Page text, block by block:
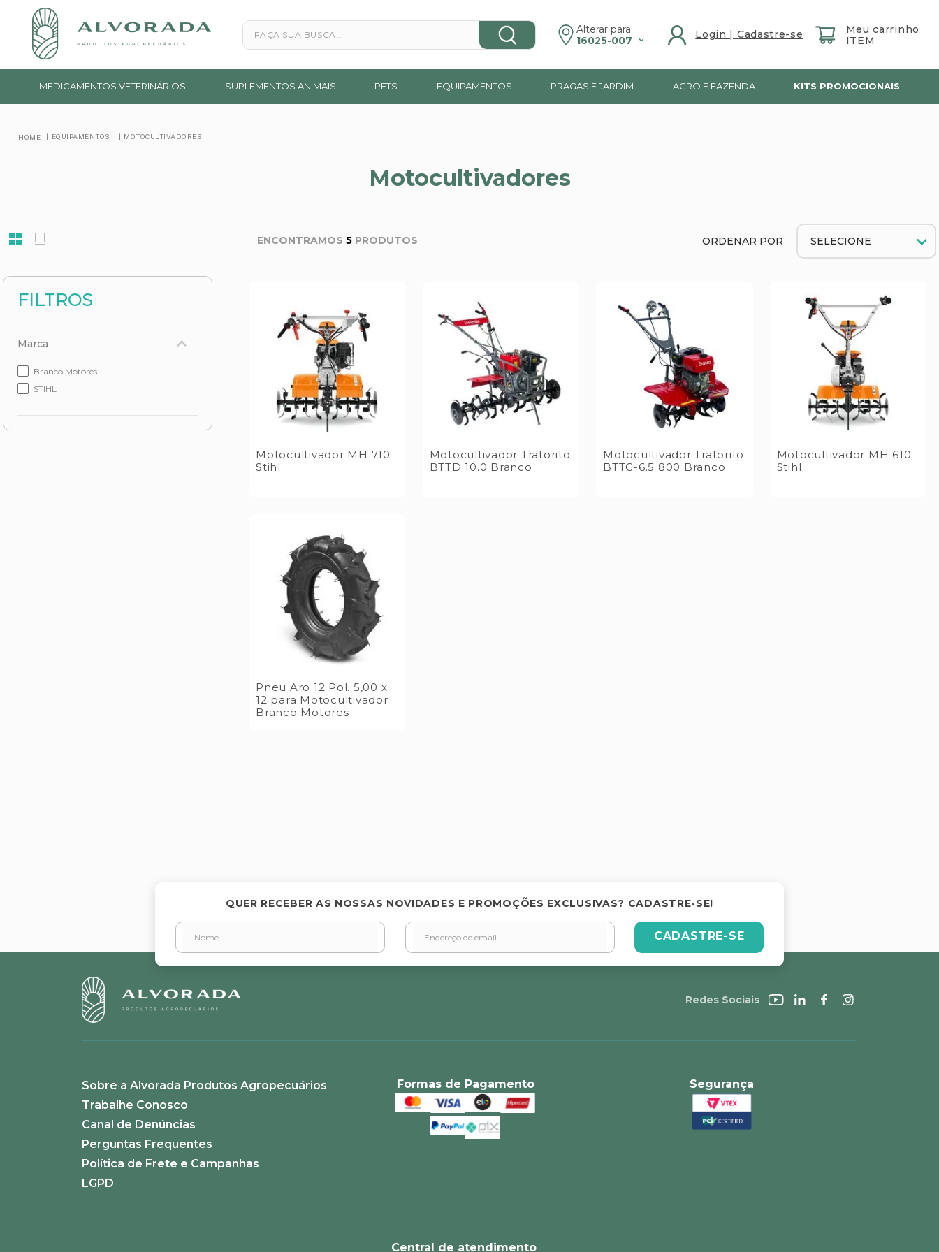
Faça sua busca...
Alterar para:
16025-007
MEDICAMENTOS VETERINÁRIOS SUPLEMENTOS ANIMAIS PETS EQUIPAMENTOS PRAGAS E JARDIM AGRO E FAZENDA KITS PROMOCIONAIS
EQUIPAMENTOS MOTOCULTIVADORES
Motocultivadores
5 PRODUTOS
FILTROS
Marca
Branco Motores
STIHL
Motocultivador MH 710
Stihl
Motocultivador Tratorito
BTTD 10.0 Branco
Motocultivador Tratorito
BTTG-6.5 800 Branco
Motocultivador MH 610
Stihl
Pneu Aro 12 Pol. 5,00 x
12 para Motocultivador
Branco Motores
QUER RECEBER AS NOSSAS NOVIDADES E PROMOÇÕES EXCLUSIVAS? CADASTRE-SE!
CADASTRE-SE
Redes Sociais
Sobre a Alvorada Produtos Agropecuários
Trabalhe Conosco
Canal de Denúncias
Perguntas Frequentes
Política de Frete e Campanhas
LGPD
Formas de Pagamento Segurança
Central de atendimento